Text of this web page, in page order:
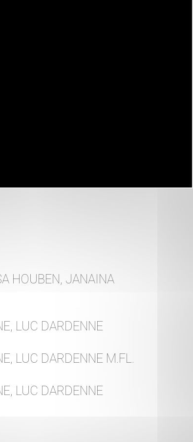
HOUBEN, JANAINA
LUC DARDENNE
LUC DARDENNE M.FL.
LUC DARDENNE